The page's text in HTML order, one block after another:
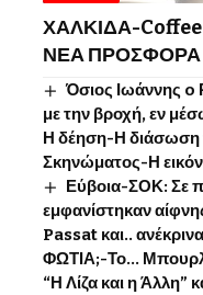
ΧΑΛΚΙΔΑ-
ΝΕΑ ΠΡΟΣΦΟΡΑ
Όσιος Ιωάννης o
με την βροχή, εν
Η δέηση-Η διάσωση
Σκηνώματος-Η
Εύβοια-ΣΟΚ: Σε
εμφανίστηκαν
Passat και..
ΦΩΤΙΑ;-Το…
“Η Λίζα και η Άλλη”